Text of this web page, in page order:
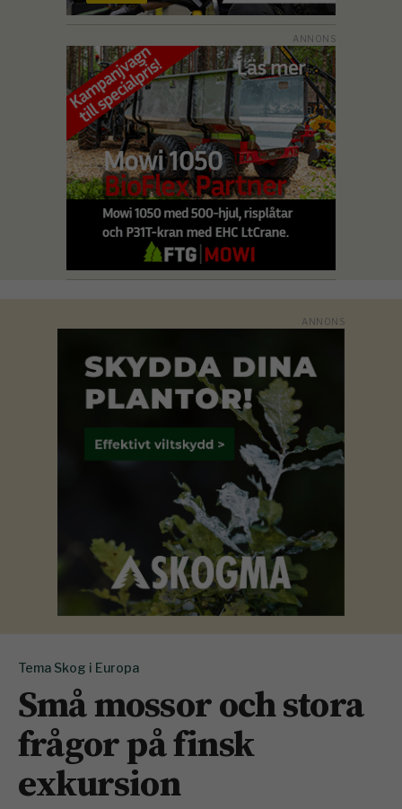
Tema Skog i Europa
Små mossor och stora
frågor på finsk
exkursion